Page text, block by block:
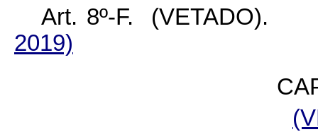
Art. 8º-F.
2019)